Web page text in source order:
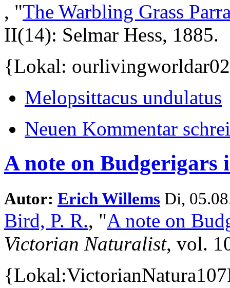
, "The Warbling Grass
II(14): Selmar Hess, 1885.
{Lokal:
Melopsittacus undulatus
Neuen Kommentar
A note on Budgerigars
Autor: Erich Willems Di,
Bird, P. R., "A note on
Victorian Naturalist, vol.